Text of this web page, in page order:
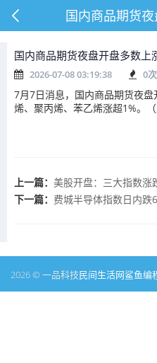
国内商品期货
国内商品期货夜盘开盘多数上
2026-07-08 03:19:38 0次
7月7日消息，国内商品期货夜
烯、聚丙烯、苯乙烯涨超1%。（
上一篇： 美股开盘：三大指数涨
下一篇： 费城半导体指数日内跌
2026 © 一品科技民间生活网鲨鱼编